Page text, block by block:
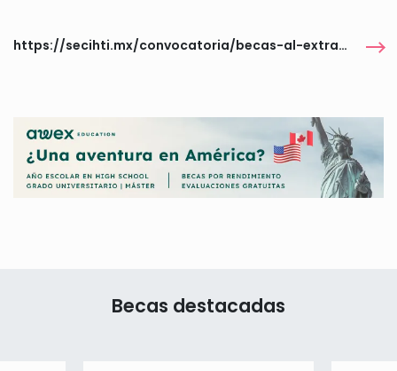
https://secihti.mx/convocatoria/becas-al-extranjero/convocatoria-2026-apoyo-complementario-de-maternidad-y-paternidad-nacional-en-el-extranjero-y-de-consolidacion-2/
Becas destacadas